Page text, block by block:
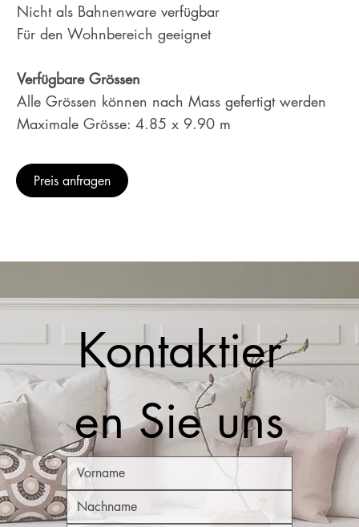
Nicht als Bahnenware verfügbar
Für den Wohnbereich geeignet
Verfügbare Grössen
Alle Grössen können nach Mass gefertigt werden
Maximale Grösse: 4.85 x 9.90 m
Preis anfragen
Kontaktier
en Sie uns